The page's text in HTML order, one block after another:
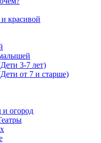
красивой
3-7 лет)
от 7 и старше)
и огород